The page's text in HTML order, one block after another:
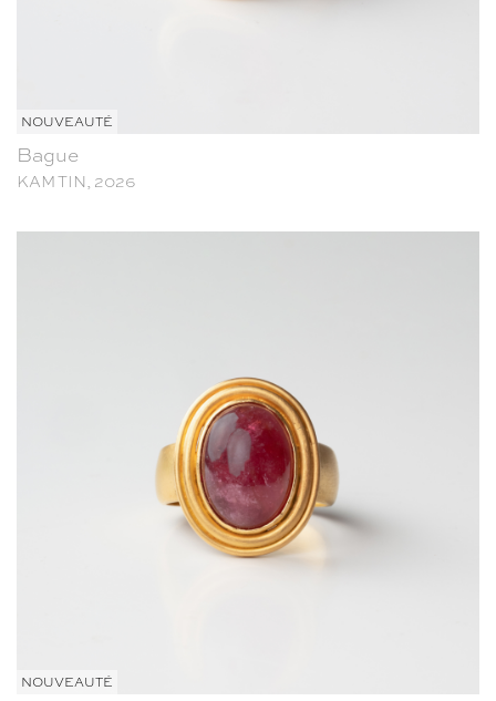
NOUVEAUTÉ
Bague
KAM TIN, 2026
NOUVEAUTÉ